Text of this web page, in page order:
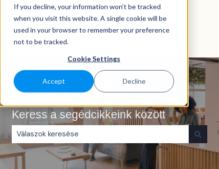
If you decline, your information won’t be tracked
when you visit this website. A single cookie will be
used in your browser to remember your preference
not to be tracked.
Cookie Settings
Accept Decline
MagyarAlmenü megjelenítése fordításokhoz
Keress a segédcikkeink között
Nincs javaslat, mert üres a keresőmező.